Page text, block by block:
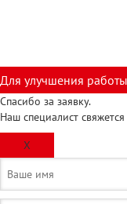
Для улучшения
Спасибо за заявку.
Наш специалист
X